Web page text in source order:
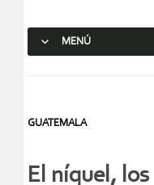
MENÚ
GUATEMALA
El níquel,